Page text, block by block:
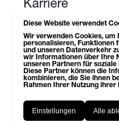
Karriere
Next up:
Diese Website verwendet
Wir verwenden Cookies, um
personalisieren, Funktionen
und unseren Datenverkehr
wir Informationen über Ihre
unseren Partnern für soziale
Diese Partner können die
kombinieren, die Sie ihnen
Rahmen Ihrer Nutzung ihrer
Einstellungen Alle